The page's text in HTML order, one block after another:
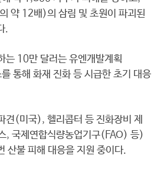
약 12배)의 삼림 및 초원이 파괴된
.
는 10만 달러는 유엔개발계획
통해 화재 진화 등 시급한 초기 대응
견(미국), 헬리콥터 등 진화장비 제
, 국제연합식량농업기구(FAO) 등)
산불 피해 대응을 지원 중이다.